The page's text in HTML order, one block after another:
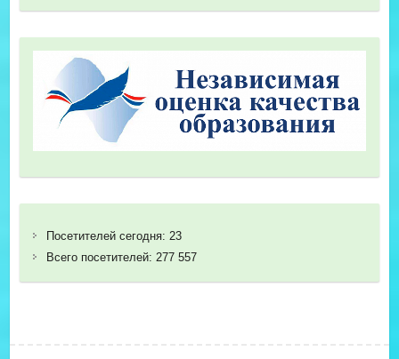
Посетителей сегодня: 23
Всего посетителей: 277 557